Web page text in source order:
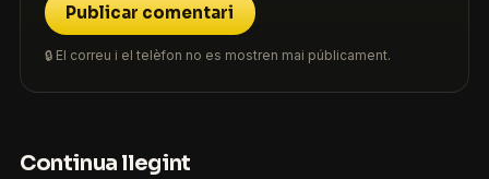
Publicar comentari
🔒 El correu i el telèfon no es mostren mai públicament.
Continua llegint